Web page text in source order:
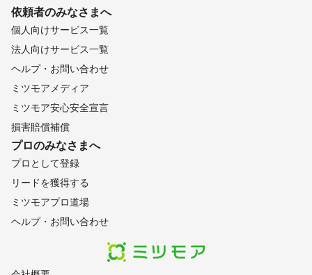
依頼者のみなさまへ
個人向けサービス一覧
法人向けサービス一覧
ヘルプ・お問い合わせ
ミツモアメディア
ミツモア安心安全宣言
損害賠償補償
プロのみなさまへ
プロとして登録
リードを獲得する
ミツモアプロ道場
ヘルプ・お問い合わせ